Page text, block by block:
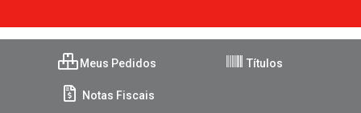
Meus Pedidos Títulos
Notas Fiscais